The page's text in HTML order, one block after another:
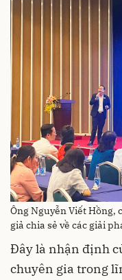
Ông Nguyễn Viết Hồng,
giả chia sẻ về các giải
Đây là nhận định
chuyên gia trong